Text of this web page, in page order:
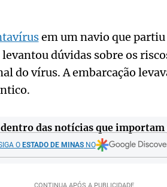
em um navio que
dúvidas sobre os
do vírus. A embarcação
das notícias que importam
O ESTADO DE MINASNO